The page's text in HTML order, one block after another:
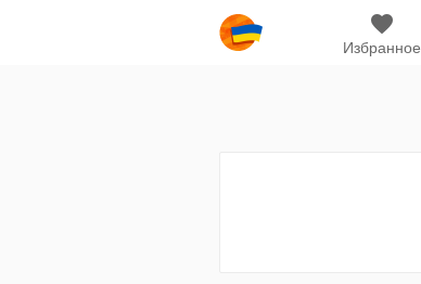
Избранное